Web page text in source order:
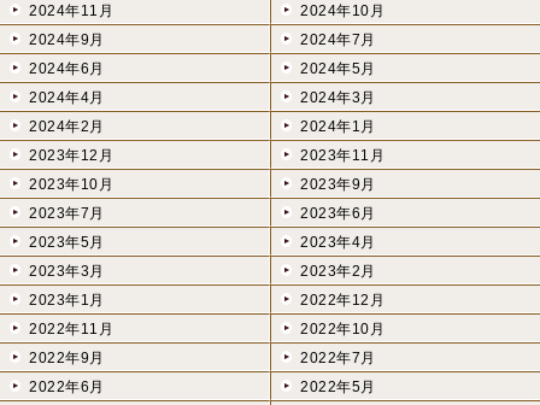
2024年11月
2024年10月
2024年9月
2024年7月
2024年6月
2024年5月
2024年4月
2024年3月
2024年2月
2024年1月
2023年12月
2023年11月
2023年10月
2023年9月
2023年7月
2023年6月
2023年5月
2023年4月
2023年3月
2023年2月
2023年1月
2022年12月
2022年11月
2022年10月
2022年9月
2022年7月
2022年6月
2022年5月